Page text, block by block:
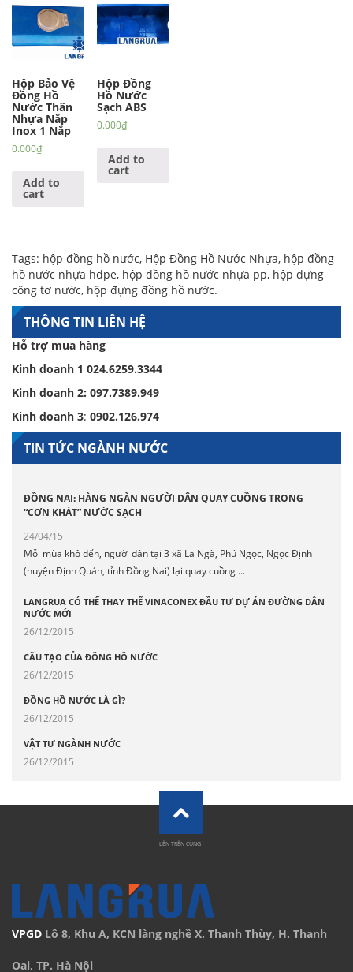
Hộp Bảo Vệ
Đồng Hồ
Nước Thân
Nhựa Nắp
Inox 1 Nắp
0.000₫
Add to
cart
Hộp Đồng
Hồ Nước
Sạch ABS
0.000₫
Add to
cart
Tags: hộp đồng hồ nước, Hộp Đồng Hồ Nước Nhựa, hộp đồng
hồ nước nhựa hdpe, hộp đồng hồ nước nhựa pp, hộp đựng
công tơ nước, hộp đựng đồng hồ nước.
THÔNG TIN LIÊN HỆ
Hỗ trợ mua hàng
Kinh doanh 1 024.6259.3344
Kinh doanh 2: 097.7389.949
Kinh doanh 3: 0902.126.974
TIN TỨC NGÀNH NƯỚC
ĐỒNG NAI: HÀNG NGÀN NGƯỜI DÂN QUAY CUỒNG TRONG
“CƠN KHÁT” NƯỚC SẠCH
24/04/15
Mỗi mùa khô đến, người dân tại 3 xã La Ngà, Phú Ngọc, Ngọc Định
(huyện Định Quán, tỉnh Đồng Nai) lại quay cuồng ...
LANGRUA CÓ THỂ THAY THẾ VINACONEX ĐẦU TƯ DỰ ÁN ĐƯỜNG DẪN
NƯỚC MỚI
26/12/2015
CẤU TẠO CỦA ĐỒNG HỒ NƯỚC
26/12/2015
ĐỒNG HỒ NƯỚC LÀ GÌ?
26/12/2015
VẬT TƯ NGÀNH NƯỚC
26/12/2015
VPGD Lô 8, Khu A, KCN làng nghề X. Thanh Thùy, H. Thanh
Oai, TP. Hà Nội
LÊN TRÊN CÙNG